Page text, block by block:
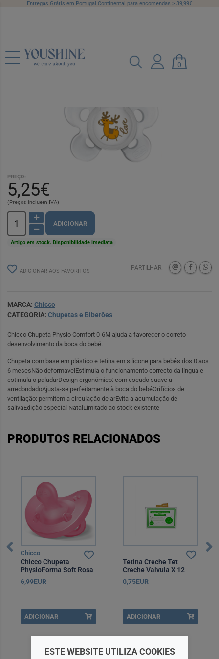
Entregas Grátis em Portugal Continental para encomendas > 39,99€
0
Chicco Chupeta Physio Comfort Natal
PREÇO:
5,25€
(Preços incluem IVA)
ADICIONAR
Artigo em stock. Disponibilidade imediata
ADICIONAR AOS FAVORITOS PARTILHAR:
MARCA: Chicco
CATEGORIA: Chupetas e Biberões
Chicco Chupeta Physio Comfort 0-6M ajuda a favorecer o correto
desenvolvimento da boca do bebé.
Chupeta com base em plástico e tetina em silicone para bebés dos 0 aos
6 mesesNão deformávelEstimula o funcionamento correcto da língua e
estimula o paladarDesign ergonómico: com escudo suave a
arredondadoAjusta-se perfeitamente à boca do bebéOrifícios de
ventilação: permitem a circulação de arEvita a acumulação de
salivaEdição especial NatalLimitado ao stock existente
PRODUTOS RELACIONADOS
Chicco
Chicco Chupeta
PhysioForma Soft Rosa
16-36 Meses
6,99EUR
ADICIONAR
Tetina Creche Tet
Creche Valvula X 12
0,75EUR
ADICIONAR
ESTE WEBSITE UTILIZA COOKIES